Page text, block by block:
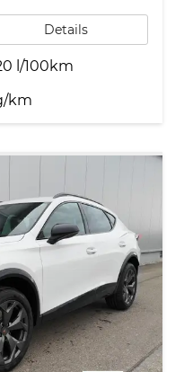
Details
l/100km
km